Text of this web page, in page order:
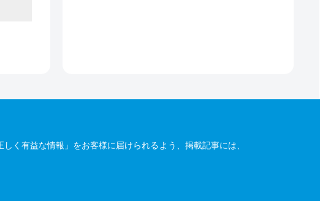
く有益な情報」をお客様に届けられるよう、掲載記事には、